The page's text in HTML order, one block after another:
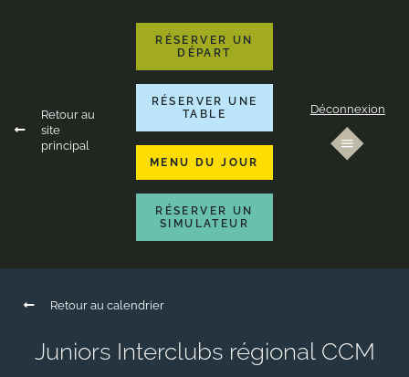
Retour au
site
principal
RÉSERVER UN
DÉPART
RÉSERVER UNE
TABLE
MENU DU JOUR
RÉSERVER UN
SIMULATEUR
Déconnexion
Retour au calendrier
Juniors Interclubs régional CCM